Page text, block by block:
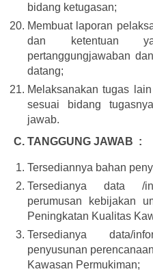
bidang ketugasan;
Membuat laporan
dan ketentuan
pertanggungjawaban
datang;
Melaksanakan tugas
sesuai bidang
jawab.
C. TANGGUNG JAWAB :
Tersediannya bahan
Tersedianya data /
perumusan kebijakan
Peningkatan Kualitas
Tersedianya data/
penyusunan
Kawasan Permukiman;